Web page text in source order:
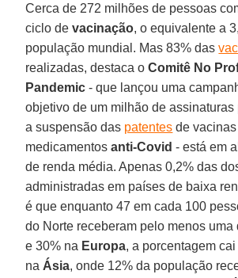
Cerca de 272 milhões de pessoas
ciclo devacinação, o equivalente a
população mundial. Mas 83% das
realizadas, destaca oComitê No
Pandemic - que lançou uma
objetivo de um milhão de assinaturas
a suspensão das patentes de
medicamentosanti-Covid - está em
de renda média. Apenas 0,2% das
administradas em países de baixa
é que enquanto 47 em cada 100
do Norte receberam pelo menos uma
e 30% na Europa, a porcentagem
na Ásia, onde 12% da população